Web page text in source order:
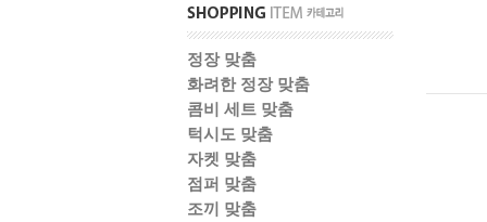
정장 맞춤
화려한 정장 맞춤
콤비 세트 맞춤
턱시도 맞춤
자켓 맞춤
점퍼 맞춤
조끼 맞춤